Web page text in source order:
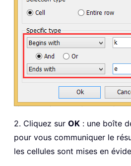
2. Cliquez sur OK : une boîte
pour vous communiquer le
les cellules sont mises en